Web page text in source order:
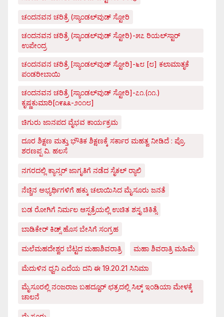
ಚಂದನವನ ಚರಿತ್ರೆ (ಸ್ಯಾಂಡಲ್‌ವುಡ್ ಸ್ಟೋರಿ
ಚಂದನವನ ಚರಿತ್ರೆ (ಸ್ಯಾಂಡಲ್‌ವುಡ್ ಸ್ಟೋರಿ)-೫೭ ರಿಯಲ್‌ಸ್ಟಾರ್
ಉಪೇಂದ್ರ
ಚಂದನವನ ಚರಿತ್ರೆ [ಸ್ಯಾಂಡಲ್‌ವುಡ್ ಸ್ಟೋರಿ]-೬೮ [೮] ಕಲಾಮಾತೃಕೆ
ಪಂಡರೀಬಾಯಿ
ಚಂದನವನ ಚರಿತ್ರೆ [ಸ್ಯಾಂಡಲ್‌ವುಡ್ ಸ್ಟೋರಿ]-೭೧.(೧೧.)
ಕೃಷ್ಣಕುಮಾರಿ[೧೯೩೩-೨೦೧೮]
ಚಿಗುರು ಜಾನಪದ ವೈಭವ ಕಾರ್ಯಕ್ರಮ
ದೂರ ಶಿಕ್ಷಣ ಮತ್ತು ಭೌತಿಕ ಶಿಕ್ಷಣಕ್ಕೆ ಸರ್ಕಾರ ಮಹತ್ವ ನೀಡಿದೆ : ಪ್ರೊ.
ಶರಣಪ್ಪ ವಿ. ಹಲಸೆ
ನಗರದಲ್ಲಿ ಕ್ಯಾನ್ಸರ್ ಜಾಗೃತಿಗೆ ನಡೆದ ಸೈಕಲ್ ರ್‍ಯಾಲಿ
ನೆಚ್ಚಿನ ಅಭ್ಯರ್ಥಿಗಳಿಗೆ ಹಕ್ಕು ಚಲಾಯಿಸಿದ ಮೈಸೂರು ಜನತೆ
ಬಡ ರೋಗಿಗೆ ನಿರ್ಮಲ ಆಸ್ಪತ್ರೆಯಲ್ಲಿ ಉಚಿತ ಶಸ್ತೃ ಚಿಕಿತ್ಸೆ
ಬಾಡಿಕೇರ್ ಕಿಡ್ಸ್ ಹೊಸ ಬೇಸಿಗೆ ಸಂಗ್ರಹ
ಮಲೆಮಹದೇಶ್ವರ ಬೆಟ್ಟದ ಮಹಾಶಿವರಾತ್ರಿ ಮಹಾ ಶಿವರಾತ್ರಿ ಮಹಿಮೆ
ಮೆದುಳಿನ ಧ್ವನಿ ಎದೆಯ ದನಿ ಈ 19.20.21 ಸಿನಿಮಾ
ಮೈಸೂರಲ್ಲಿ ನಂಜರಾಜ ಬಹದ್ದೂರ್ ಛತ್ರದಲ್ಲಿ ಸಿಲ್ಕ್ ಇಂಡಿಯಾ ಮೇಳಕ್ಕೆ
ಚಾಲನೆ